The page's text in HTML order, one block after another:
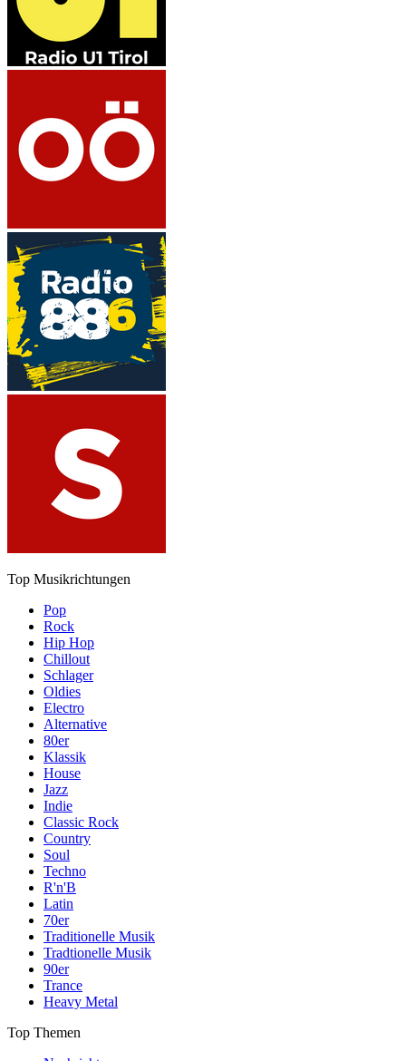
Top Musikrichtungen
Pop
Rock
Hip Hop
Chillout
Schlager
Oldies
Electro
Alternative
80er
Klassik
House
Jazz
Indie
Classic Rock
Country
Soul
Techno
R'n'B
Latin
70er
Traditionelle Musik
Tradtionelle Musik
90er
Trance
Heavy Metal
Top Themen